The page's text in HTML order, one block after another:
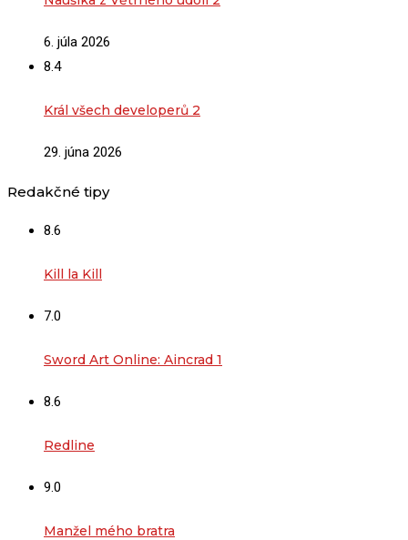
6. júla 2026
8.4
Král všech developerů 2
29. júna 2026
Redakčné tipy
8.6
Kill la Kill
7.0
Sword Art Online: Aincrad 1
8.6
Redline
9.0
Manžel mého bratra